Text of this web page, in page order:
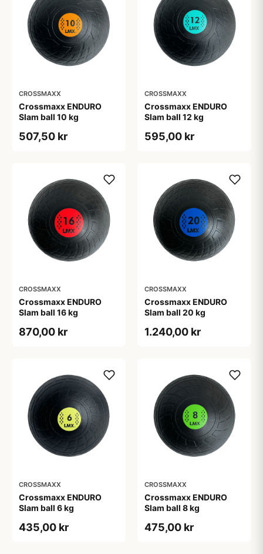
CROSSMAXX
Crossmaxx ENDURO
Slam ball 10 kg
507,50 kr
CROSSMAXX
Crossmaxx ENDURO
Slam ball 12 kg
595,00 kr
CROSSMAXX
Crossmaxx ENDURO
Slam ball 16 kg
870,00 kr
CROSSMAXX
Crossmaxx ENDURO
Slam ball 20 kg
1.240,00 kr
CROSSMAXX
Crossmaxx ENDURO
Slam ball 6 kg
435,00 kr
CROSSMAXX
Crossmaxx ENDURO
Slam ball 8 kg
475,00 kr